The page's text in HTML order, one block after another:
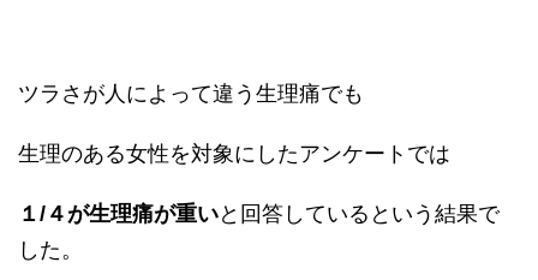
ツラさが人によって違う生理痛でも
生理のある女性を対象にしたアンケートでは
１/４が生理痛が重いと回答しているという結果で
した。